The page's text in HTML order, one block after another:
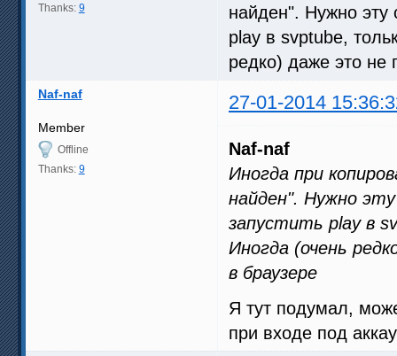
Thanks: 9
найден". Нужно эту
play в svptube,
редко) даже это не
Naf-naf 27-01-2014
Member
Offline
Thanks: 9
Naf-naf
Иногда при
найден". Нужно
запустить play в
Иногда (очень
в браузере
Я тут подумал,
при входе под